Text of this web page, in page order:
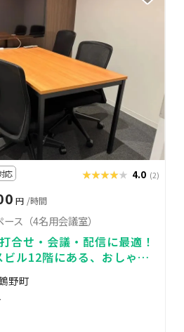
応 ★★★★★
★★★★★ 4.0 (2)
円 /時間
ス（4名用会議室）
合せ・会議・配信に最適！
ル12階にある、おしゃれ
野町